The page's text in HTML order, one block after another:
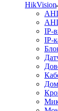
HikVision
IP-
IP-